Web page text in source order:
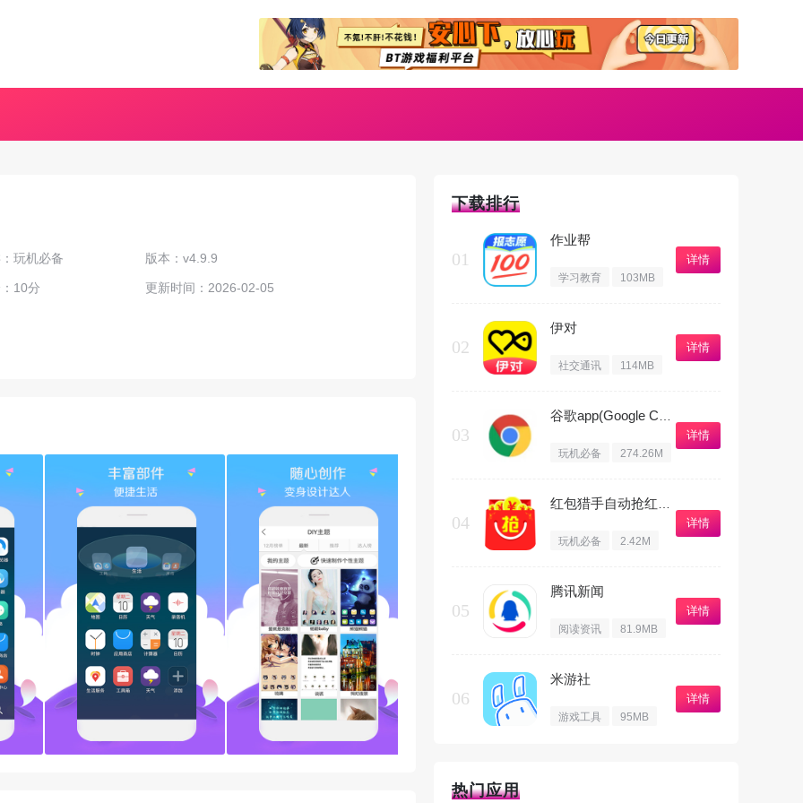
玩机必备 版本：v4.9.9
10分 更新时间：2026-02-05
下载排行
01
作业帮
学习教育 103MB
详情
02
伊对
社交通讯 114MB
详情
03
玩机必备 274.26M
详情
04
玩机必备 2.42M
详情
05
腾讯新闻
阅读资讯 81.9MB
详情
06
米游社
游戏工具 95MB
详情
热门应用